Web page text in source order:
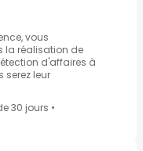
vous
la réalisation de
d'affaires à
serez leur
30 jours •